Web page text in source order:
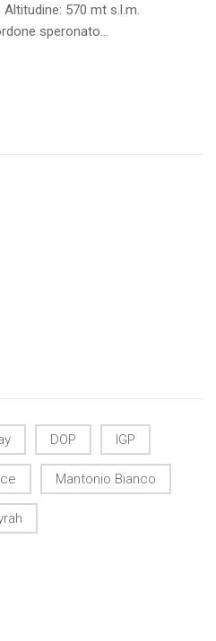
DOP IGP
Mantonio Bianco
570 mt s.l.m.
speronato…